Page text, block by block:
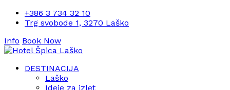
+386 3 734 32 10
Trg svobode 1, 3270 Laško
Info Book Now
DESTINACIJA
Laško
Ideje za izlet